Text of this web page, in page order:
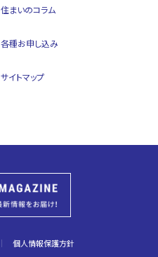
住まいのコラム
各種お申し込み
サイトマップ
個人情報保護方針